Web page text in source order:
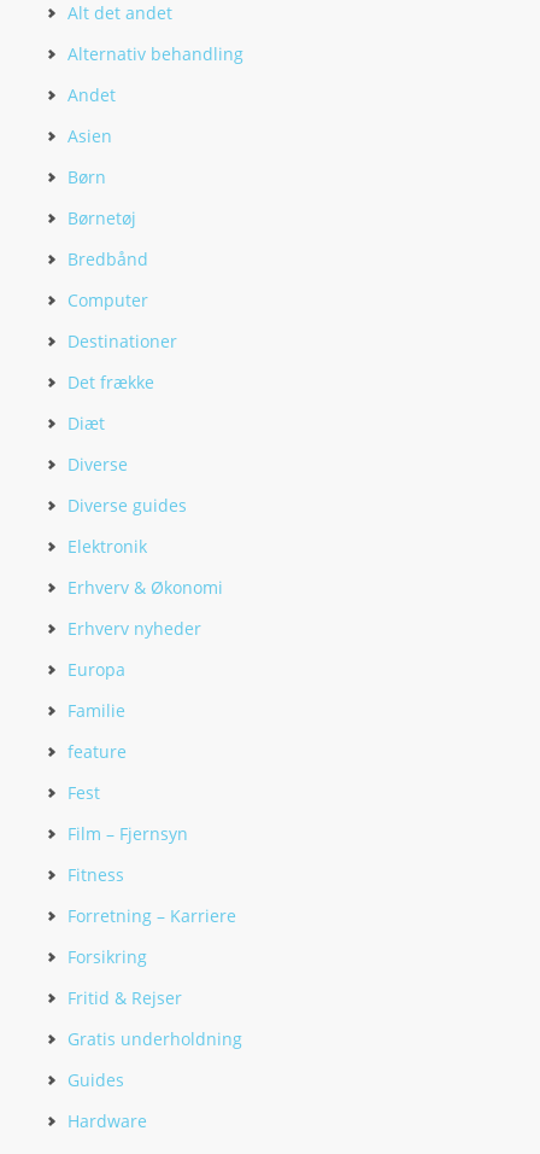
Alt det andet
Alternativ behandling
Andet
Asien
Børn
Børnetøj
Bredbånd
Computer
Destinationer
Det frække
Diæt
Diverse
Diverse guides
Elektronik
Erhverv & Økonomi
Erhverv nyheder
Europa
Familie
feature
Fest
Film – Fjernsyn
Fitness
Forretning – Karriere
Forsikring
Fritid & Rejser
Gratis underholdning
Guides
Hardware